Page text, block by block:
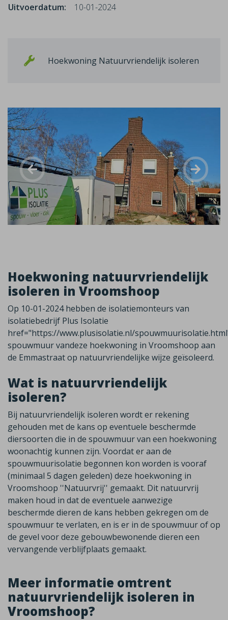
Uitvoerdatum:
10-01-2024
Hoekwoning Natuurvriendelijk isoleren
Hoekwoning natuurvriendelijk
isoleren in Vroomshoop
Op 10-01-2024 hebben de isolatiemonteurs van
isolatiebedrijf Plus Isolatie
href="https://www.plusisolatie.nl/
spouwmuur vandeze hoekwoning in Vroomshoop aan
de Emmastraat op natuurvriendelijke wijze geïsoleerd.
Wat is natuurvriendelijk
isoleren?
Bij natuurvriendelijk isoleren wordt er rekening
gehouden met de kans op eventuele beschermde
diersoorten die in de spouwmuur van een hoekwoning
woonachtig kunnen zijn. Voordat er aan de
spouwmuurisolatie begonnen kon worden is vooraf
(minimaal 5 dagen geleden) deze hoekwoning in
Vroomshoop ''Natuurvrij'' gemaakt. Dit natuurvrij
maken houd in dat de eventuele aanwezige
beschermde dieren de kans hebben gekregen om de
spouwmuur te verlaten, en is er in de spouwmuur of op
de gevel voor deze gebouwbewonende dieren een
vervangende verblijfplaats gemaakt.
Meer informatie omtrent
natuurvriendelijk isoleren in
Vroomshoop?